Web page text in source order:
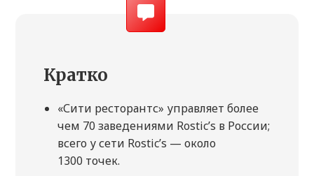
Кратко
«Сити ресторантс» управляет более
чем 70 заведениями Rostic’s в России;
всего у сети Rostic’s — около
1300 точек.